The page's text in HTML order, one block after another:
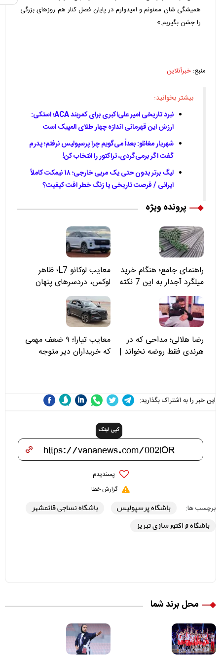
همیشگی شان ممنونم و امیدوارم در پایان فصل کنار هم روزهای بزرگی
را جشن بگیریم.»
منبع: خبرآنلاین
بیشتر بخوانید:
نبرد تاریخی امیر علی‌اکبری برای کمربند ACA؛ استکی:
ارزش این قهرمانی اندازه چهار طلای المپیک است
شهریار مغانلو: بعداً می‌گویم چرا پرسپولیس نرفتم؛ پدرم
گفت اگر برمی‌گردی، تراکتور را انتخاب کن!
لیگ برتر بدون حتی یک مربی خارجی؛ ۱۸ نیمکت کاملاً
ایرانی / فرصت تاریخی یا زنگ خطر افت کیفیت؟
پرونده ویژه
راهنمای جامع؛ هنگام خرید
میلگرد آجدار به این 7 نکته
توجه کنید
معایب لوکانو L7؛ ظاهر
لوکس، دردسرهای پنهان
رضا هلالی؛ مداحی که در
هرندی فقط روضه نخواند |
معایب تیارا؛ ۹ ضعف مهمی
که خریداران دیر متوجه
این خبر را به اشتراک بگذارید:
کپی لینک
پسندیدم
گزارش خطا
برچسب ها: باشگاه پرسپولیس
باشگاه نساجی قائمشهر
باشگاه تراکتورسازی تبریز
محل برند شما